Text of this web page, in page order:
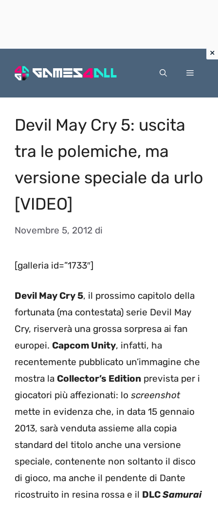
Menu
Devil May Cry 5: uscita
tra le polemiche, ma
versione speciale da urlo
[VIDEO]
Novembre 5, 2012 di
[galleria id=”1733″]
Devil May Cry 5, il prossimo capitolo della
fortunata (ma contestata) serie Devil May
Cry, riserverà una grossa sorpresa ai fan
europei. Capcom Unity, infatti, ha
recentemente pubblicato un’immagine che
mostra la Collector’s Edition prevista per i
giocatori più affezionati: lo screenshot
mette in evidenza che, in data 15 gennaio
2013, sarà venduta assieme alla copia
standard del titolo anche una versione
speciale, contenente non soltanto il disco
di gioco, ma anche il pendente di Dante
ricostruito in resina rossa e il DLCSamurai